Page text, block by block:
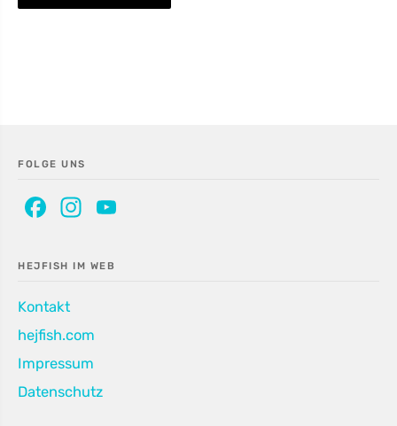
FOLGE UNS
Facebook
Instagram
HEJFISH IM WEB
Kontakt
hejfish.com
Impressum
Datenschutz